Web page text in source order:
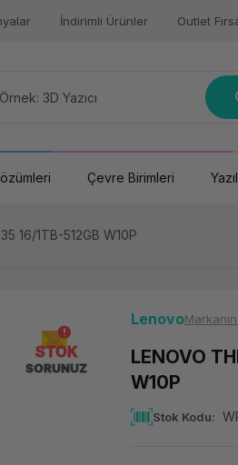
İndirimli Ürünler Outlet
Çevre Birimleri
16/1TB-512GB W10P
STOK
SORUNUZ
Lenovo
LENOVO
W10P
Stok Kodu